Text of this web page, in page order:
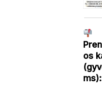
os
ms):